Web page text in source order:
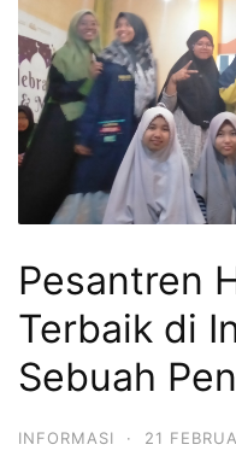
Pesantren
Terbaik di
Sebuah
INFORMASI · 21